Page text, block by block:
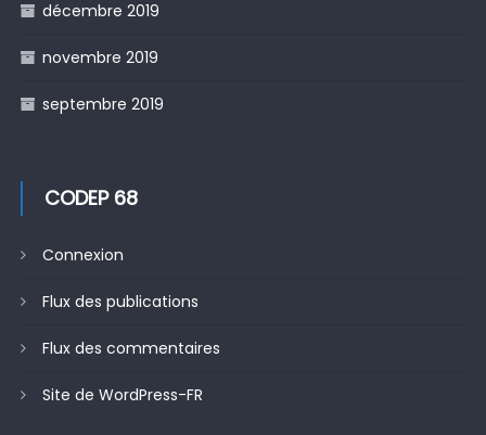
décembre 2019
novembre 2019
septembre 2019
CODEP 68
Connexion
Flux des publications
Flux des commentaires
Site de WordPress-FR